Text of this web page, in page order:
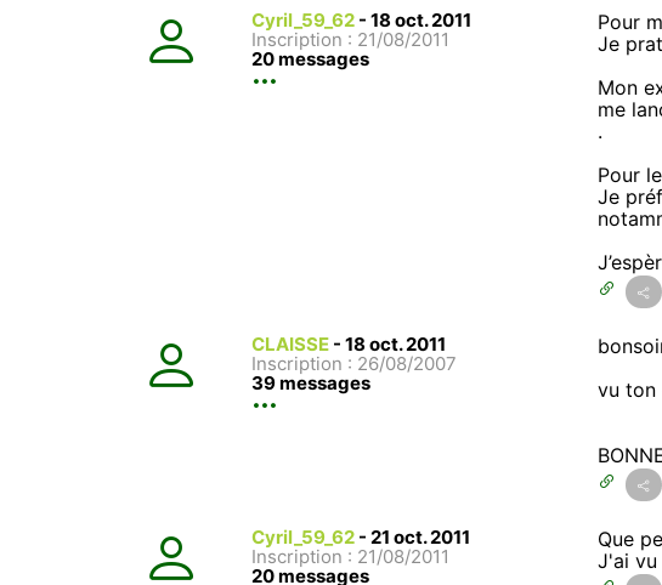
Cyril_59_62 - 18 oct. 2011
Inscription : 21/08/2011
20 messages
Pour
Je
Mon
me
.
Pour
Je
CLAISSE - 18 oct. 2011
Inscription : 26/08/2007
39 messages
vu ton
Cyril_59_62 - 21 oct. 2011
Inscription : 21/08/2011
20 messages
Que
J'ai vu